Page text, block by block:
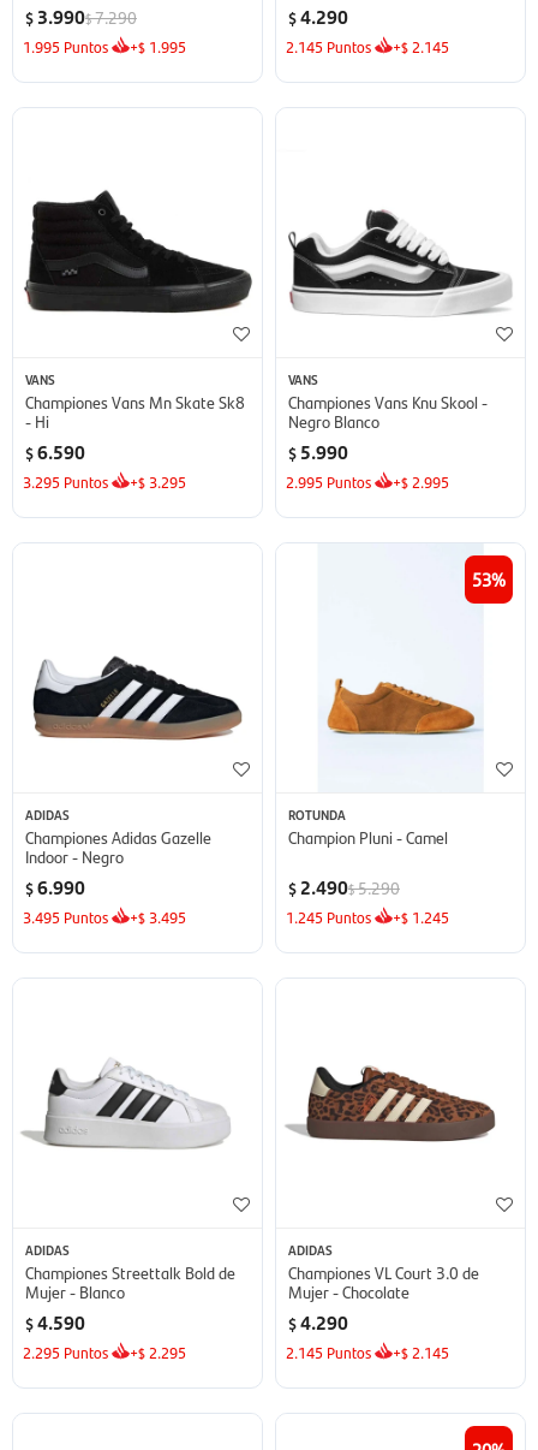
$ 3.990$7.290
1.995 Puntos +$ 1.995
$4.290
2.145 Puntos +$ 2.145
VANS
Championes Vans Mn Skate Sk8
- Hi
$6.590
3.295 Puntos +$ 3.295
VANS
Championes Vans Knu Skool -
Negro Blanco
$ 5.990
2.995 Puntos +$ 2.995
ADIDAS
Championes Adidas Gazelle
Indoor - Negro
$6.990
3.495 Puntos +$ 3.495
53
ROTUNDA
Champion Pluni - Camel
$ 2.490$5.290
1.245 Puntos +$ 1.245
ADIDAS
Championes Streettalk Bold de
Mujer - Blanco
$4.590
2.295 Puntos +$ 2.295
ADIDAS
Championes VL Court 3.0 de
Mujer - Chocolate
$4.290
2.145 Puntos +$ 2.145